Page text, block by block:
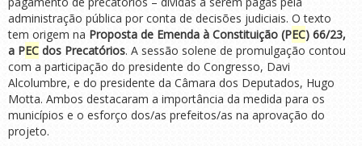
administração pública por conta de decisões judiciais. O texto
tem origem na Proposta de Emenda à Constituição (PEC) 66/23,
a PEC dos Precatórios. A sessão solene de promulgação contou
com a participação do presidente do Congresso, Davi
Alcolumbre, e do presidente da Câmara dos Deputados, Hugo
Motta. Ambos destacaram a importância da medida para os
municípios e o esforço dos/as prefeitos/as na aprovação do
projeto.